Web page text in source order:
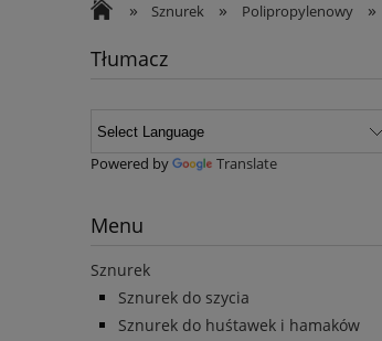
» Sznurek » Polipropylenowy »
Tłumacz
Powered by Translate
Menu
Sznurek
Sznurek do szycia
Sznurek do huśtawek i hamaków